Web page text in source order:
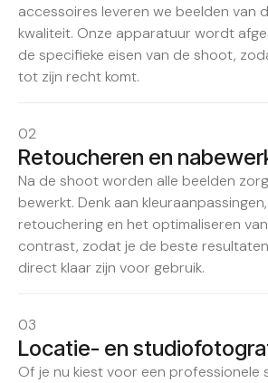
accessoires leveren we beelden van
kwaliteit. Onze apparatuur wordt
de specifieke eisen van de shoot,
tot zijn recht komt.
02
Retoucheren en
Na de shoot worden alle beelden
bewerkt. Denk aan kleuraanpassingen,
retouchering en het optimaliseren
contrast, zodat je de beste
direct klaar zijn voor gebruik.
03
Locatie- en
Of je nu kiest voor een professionele